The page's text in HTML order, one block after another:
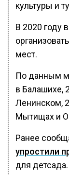
культуры и
В 2020 году
мест.
По данным
в Балашихе,
Ленинском,
Мытищах и
Ранее
упростили
для детсада.